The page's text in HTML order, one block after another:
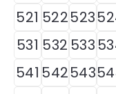
521 522523
531 532 533
541 542543